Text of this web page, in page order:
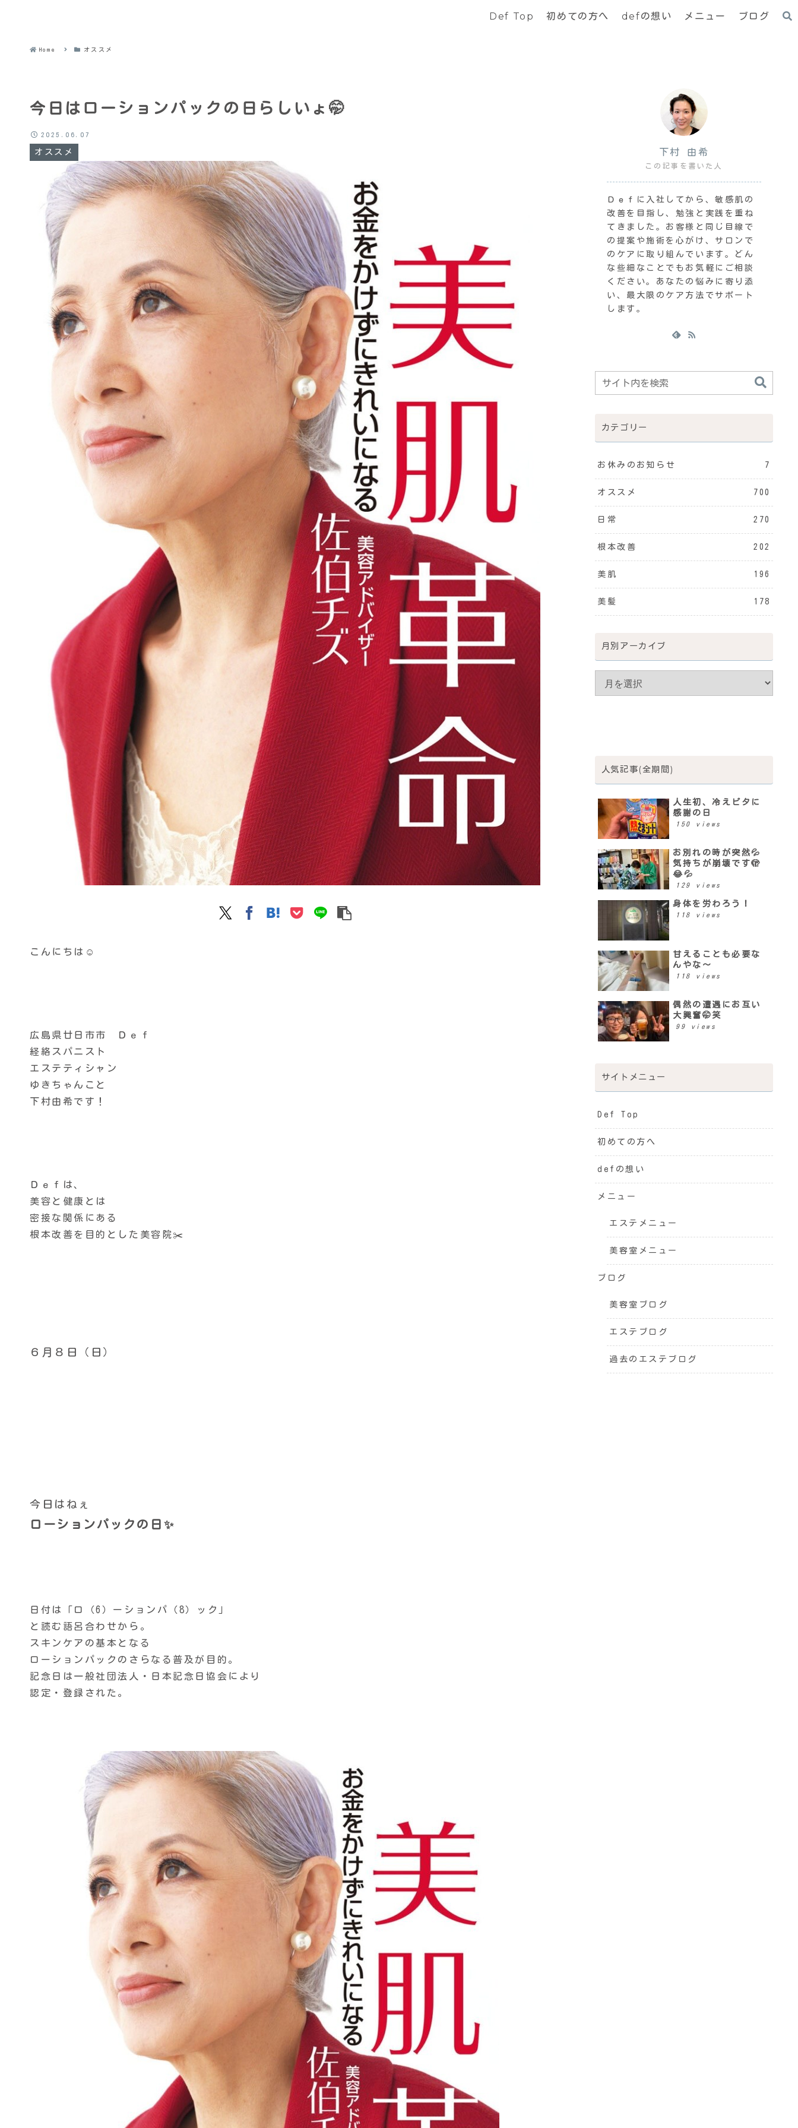
Def Top 初めての方へ defの想い メニュー ブログ
Home オススメ
今日はローションパックの日らしいょ🤭
オススメ
2025.06.07
こんにちは☺️
広島県廿日市市 Ｄｅｆ
経絡スパニスト
エステティシャン
ゆきちゃんこと
下村由希です！
Ｄｅｆは、
美容と健康とは
密接な関係にある
根本改善を目的とした美容院✂️
６月８日（日）
今日はねぇ
ローションパックの日‍✨
日付は「ロ（6）ーションパ（8）ック」
と読む語呂合わせから。
スキンケアの基本となる
ローションパックのさらなる普及が目的。
記念日は一般社団法人・日本記念日協会により
認定・登録された。
下村 由希
この記事を書いた人
Ｄｅｆに入社してから、敏感肌の
改善を目指し、勉強と実践を重ね
てきました。お客様と同じ目線で
の提案や施術を心がけ、サロンで
のケアに取り組んでいます。どん
な些細なことでもお気軽にご相談
ください。あなたの悩みに寄り添
い、最大限のケア方法でサポート
します。
カテゴリー
お休みのお知らせ 7
オススメ 700
日常 270
根本改善 202
美肌 196
美髪 178
月別アーカイブ
人気記事(全期間)
人生初、冷えピタに
感謝の日
150 views
お別れの時が突然💦
気持ちが崩壊です🫣
😂💦
129 views
身体を労わろう！
118 views
甘えることも必要な
んやな〜
118 views
偶然の遭遇にお互い
大興奮🤭笑
99 views
サイトメニュー
Def Top
初めての方へ
defの想い
メニュー
エステメニュー
美容室メニュー
ブログ
美容室ブログ
エステブログ
過去のエステブログ